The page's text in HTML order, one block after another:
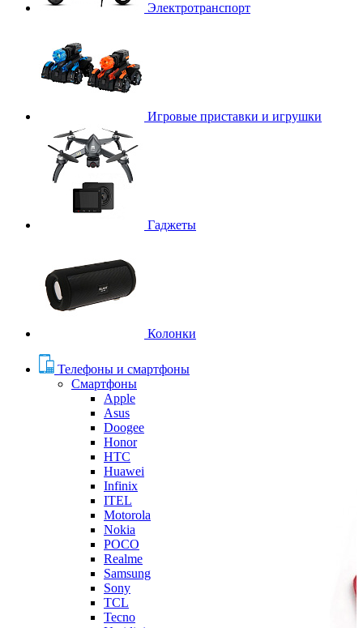
Электротранспорт
Игровые приставки и игрушки
Гаджеты
Колонки
Телефоны и смартфоны
Смартфоны
Apple
Asus
Doogee
Honor
HTC
Huawei
Infinix
ITEL
Motorola
Nokia
POCO
Realme
Samsung
Sony
TCL
Tecno